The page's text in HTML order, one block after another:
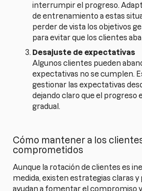
interrumpir el progreso.
de entrenamiento a estas
perder de vista los objetivos
para evitar que los clientes
Desajuste de expectativas
Algunos clientes pueden
expectativas no se cumplen.
gestionar las expectativas
dejando claro que el progreso
gradual.
Cómo mantener a los
comprometidos
Aunque la rotación de clientes es
medida, existen estrategias claras y
ayudan a fomentar el compromiso